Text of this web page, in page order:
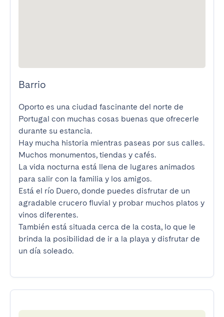
Barrio
Oporto es una ciudad fascinante del norte de
Portugal con muchas cosas buenas que ofrecerle
durante su estancia.
Hay mucha historia mientras paseas por sus calles.
Muchos monumentos, tiendas y cafés.
La vida nocturna está llena de lugares animados
para salir con la familia y los amigos.
Está el río Duero, donde puedes disfrutar de un
agradable crucero fluvial y probar muchos platos y
vinos diferentes.
También está situada cerca de la costa, lo que le
brinda la posibilidad de ir a la playa y disfrutar de
un día soleado.